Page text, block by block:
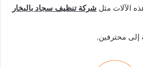
الآلات مثل شركة تنظيف سجاد بالبخار
إلى محترفين.